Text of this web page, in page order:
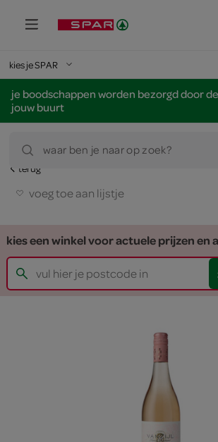
kies je SPAR
je boodschappen worden bezorgd door de
jouw buurt
waar ben je naar op zoek?
terug
voeg toe aan lijstje
kies een winkel voor actuele prijzen en